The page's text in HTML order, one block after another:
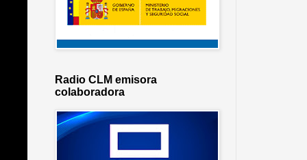
Radio CLM emisora
colaboradora